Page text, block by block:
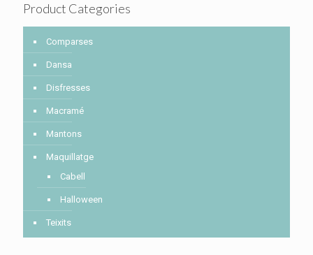
Product Categories
Comparses
Dansa
Disfresses
Macramé
Mantons
Maquillatge
Cabell
Halloween
Teixits